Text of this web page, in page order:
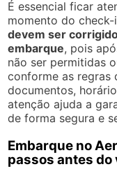
É essencial ficar
momento do check-
devem ser
embarque, pois
não ser permitidas
conforme as regras
documentos,
atenção ajuda a
de forma segura e
Embarque no
passos antes do